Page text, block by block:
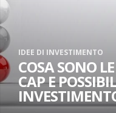
IDEE DI INVESTIMENTO
COSA SONO
CAP E